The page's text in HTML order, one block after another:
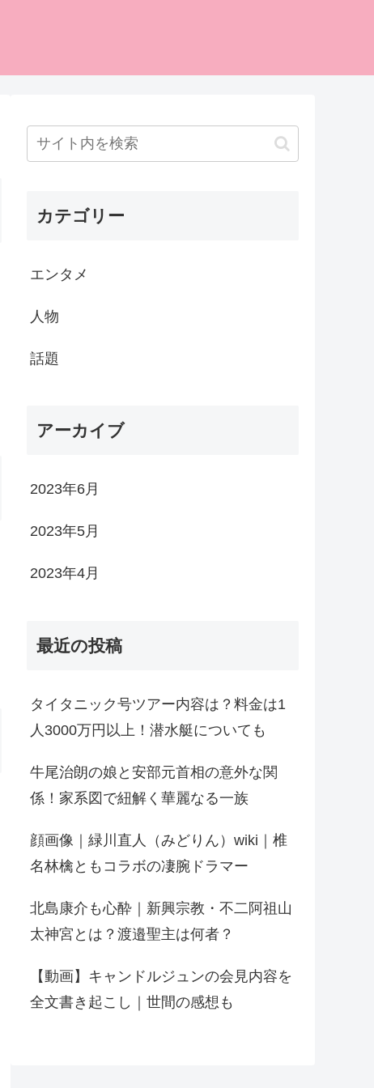
カテゴリー
エンタメ
人物
話題
アーカイブ
2023年6月
2023年5月
2023年4月
最近の投稿
タイタニック号ツアー内容は？料金は1
人3000万円以上！潜水艇についても
牛尾治朗の娘と安部元首相の意外な関
係！家系図で紐解く華麗なる一族
顔画像｜緑川直人（みどりん）wiki｜椎
名林檎ともコラボの凄腕ドラマー
北島康介も心酔｜新興宗教・不二阿祖山
太神宮とは？渡邉聖主は何者？
【動画】キャンドルジュンの会見内容を
全文書き起こし｜世間の感想も